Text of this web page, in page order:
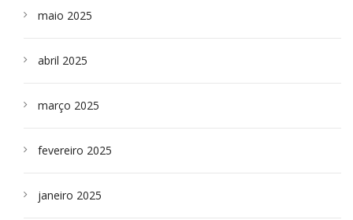
maio 2025
abril 2025
março 2025
fevereiro 2025
janeiro 2025